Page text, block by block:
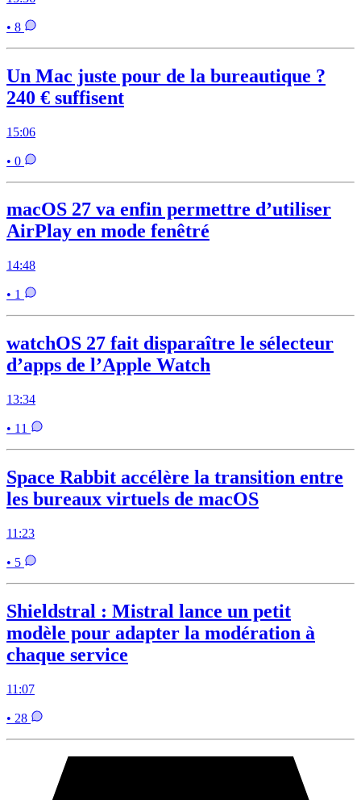
• 8
Un Mac juste pour de la bureautique ?
240 € suffisent
15:06
• 0
macOS 27 va enfin permettre d’utiliser
AirPlay en mode fenêtré
14:48
• 1
watchOS 27 fait disparaître le sélecteur
d’apps de l’Apple Watch
13:34
• 11
Space Rabbit accélère la transition entre
les bureaux virtuels de macOS
11:23
• 5
Shieldstral : Mistral lance un petit
modèle pour adapter la modération à
chaque service
11:07
• 28